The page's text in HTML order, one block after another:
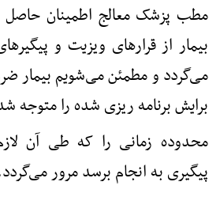
مطب پزشک معالج اطمینان
بیمار از قرارهای ویزیت و
می‌گردد و مطمئن می‌شویم بیمار
برایش برنامه ریزی شده را متوجه
محدوده زمانی را که طی آن
پیگیری به انجام برسد مرور